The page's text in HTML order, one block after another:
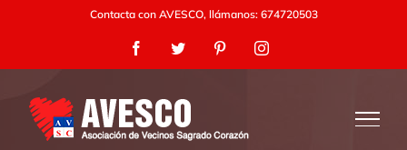
contenido
Contacta con AVESCO, llámanos: 674720503
FacebookTwitter PinterestInstagram